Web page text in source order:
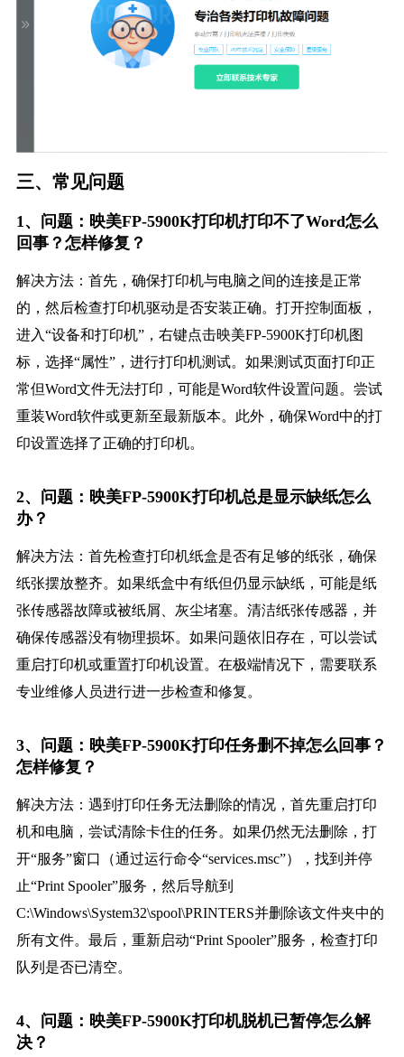
三、常见问题
1、问题：映美FP-5900K打印机打印不了Word怎么
回事？怎样修复？
解决方法：首先，确保打印机与电脑之间的连接是正常
的，然后检查打印机驱动是否安装正确。打开控制面板，
进入“设备和打印机”，右键点击映美FP-5900K打印机图
标，选择“属性”，进行打印机测试。如果测试页面打印正
常但Word文件无法打印，可能是Word软件设置问题。尝试
重装Word软件或更新至最新版本。此外，确保Word中的打
印设置选择了正确的打印机。
2、问题：映美FP-5900K打印机总是显示缺纸怎么
办？
解决方法：首先检查打印机纸盒是否有足够的纸张，确保
纸张摆放整齐。如果纸盒中有纸但仍显示缺纸，可能是纸
张传感器故障或被纸屑、灰尘堵塞。清洁纸张传感器，并
确保传感器没有物理损坏。如果问题依旧存在，可以尝试
重启打印机或重置打印机设置。在极端情况下，需要联系
专业维修人员进行进一步检查和修复。
3、问题：映美FP-5900K打印任务删不掉怎么回事？
怎样修复？
解决方法：遇到打印任务无法删除的情况，首先重启打印
机和电脑，尝试清除卡住的任务。如果仍然无法删除，打
开“服务”窗口（通过运行命令“services.msc”），找到并停
止“Print Spooler”服务，然后导航到
C:\Windows\System32\spool\PRINTERS并删除该文件夹中的
所有文件。最后，重新启动“Print Spooler”服务，检查打印
队列是否已清空。
4、问题：映美FP-5900K打印机脱机已暂停怎么解
决？